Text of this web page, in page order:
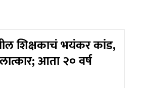
शिक्षकाचं भयंकर कांड,
आता २० वर्ष